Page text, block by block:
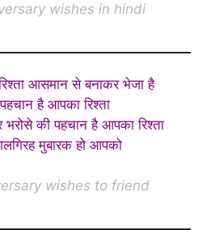
wishes in hindi
आसमान से बनाकर भेजा है
है आपका रिश्ता
की पहचान है आपका रिश्ता
मुबारक हो आपको
wishes to friend